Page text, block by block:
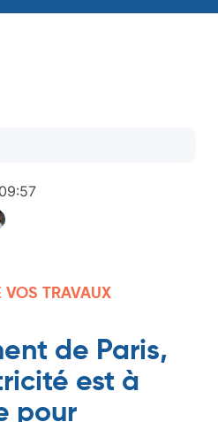
09:57
VOS TRAVAUX
de Paris,
est à
pour